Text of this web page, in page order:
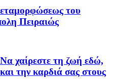
του
Πειραιώς
χαίρεστε τη ζωή εδώ,
την καρδιά σας στους